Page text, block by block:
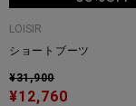
LOISIR
ショートブーツ
¥31,900
¥12,760